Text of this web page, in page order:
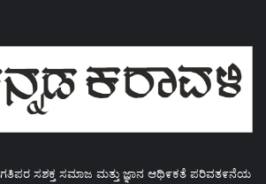
ಸಶಕ್ತ ಸಮಾಜ ಮತ್ತು ಜ್ಞಾನ ಆಥಿ೯ಕತೆ ಪರಿವತ೯ನೆಯ